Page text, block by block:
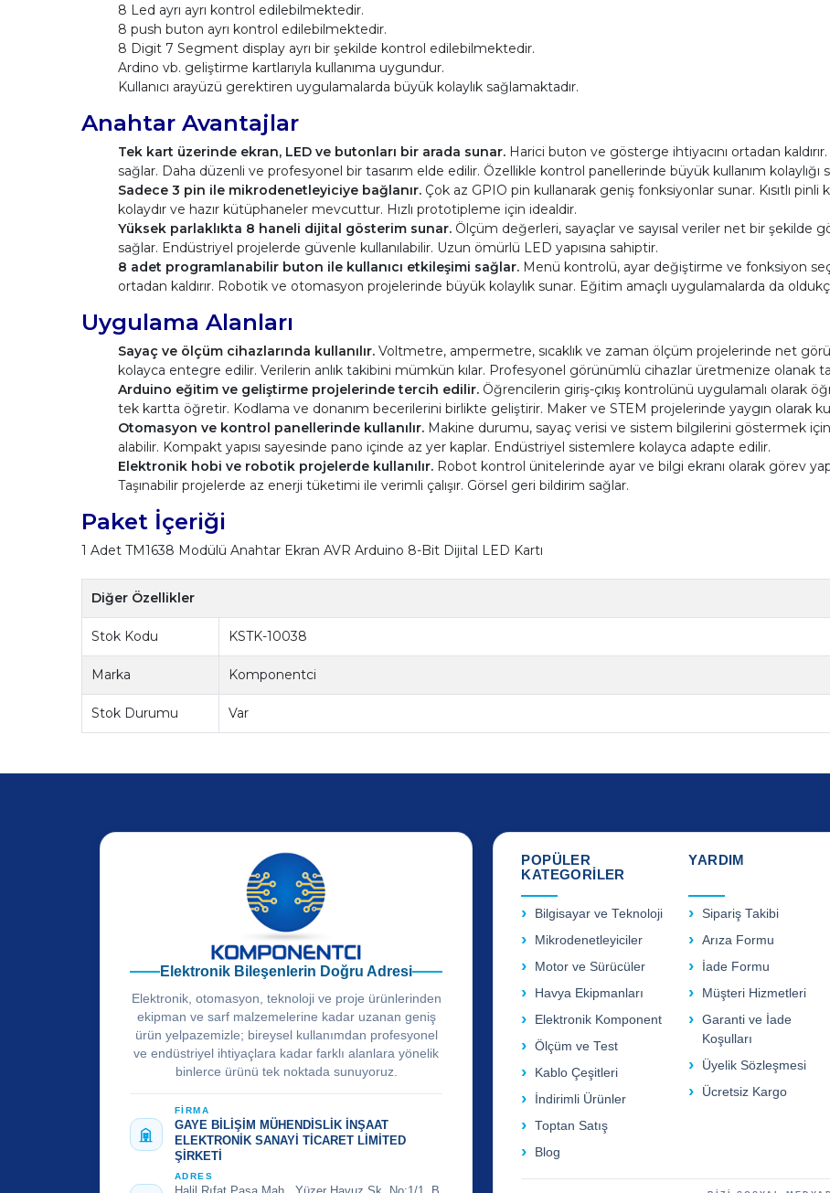
8 Led ayrı ayrı kontrol edilebilmektedir.
8 push buton ayrı kontrol edilebilmektedir.
8 Digit 7 Segment display ayrı bir şekilde kontrol edilebilmektedir.
Ardino vb. geliştirme kartlarıyla kullanıma uygundur.
Kullanıcı arayüzü gerektiren uygulamalarda büyük kolaylık sağlamaktadır.
Anahtar Avantajlar
Tek kart üzerinde ekran, LED ve butonları bir arada sunar.Harici buton ve gösterge ihtiyacını ortadan
sağlar. Daha düzenli ve profesyonel bir tasarım elde edilir. Özellikle kontrol panellerinde büyük kullanım kolaylığı
Sadece 3 pin ile mikrodenetleyiciye bağlanır.Çok az GPIO pin kullanarak geniş fonksiyonlar sunar. Kısıtlı pinli
kolaydır ve hazır kütüphaneler mevcuttur. Hızlı prototipleme için idealdir.
Yüksek parlaklıkta 8 haneli dijital gösterim sunar.Ölçüm değerleri, sayaçlar ve sayısal veriler net bir şekilde
sağlar. Endüstriyel projelerde güvenle kullanılabilir. Uzun ömürlü LED yapısına sahiptir.
8 adet programlanabilir buton ile kullanıcı etkileşimi sağlar.Menü kontrolü, ayar değiştirme ve fonksiyon
ortadan kaldırır. Robotik ve otomasyon projelerinde büyük kolaylık sunar. Eğitim amaçlı uygulamalarda da
Uygulama Alanları
Sayaç ve ölçüm cihazlarında kullanılır.Voltmetre, ampermetre, sıcaklık ve zaman ölçüm projelerinde net
kolayca entegre edilir. Verilerin anlık takibini mümkün kılar. Profesyonel görünümlü cihazlar üretmenize olanak
Arduino eğitim ve geliştirme projelerinde tercih edilir.Öğrencilerin giriş-çıkış kontrolünü uygulamalı olarak
tek kartta öğretir. Kodlama ve donanım becerilerini birlikte geliştirir. Maker ve STEM projelerinde yaygın olarak
Otomasyon ve kontrol panellerinde kullanılır.Makine durumu, sayaç verisi ve sistem bilgilerini göstermek için
alabilir. Kompakt yapısı sayesinde pano içinde az yer kaplar. Endüstriyel sistemlere kolayca adapte edilir.
Elektronik hobi ve robotik projelerde kullanılır.Robot kontrol ünitelerinde ayar ve bilgi ekranı olarak görev
Taşınabilir projelerde az enerji tüketimi ile verimli çalışır. Görsel geri bildirim sağlar.
Paket İçeriği
1 Adet TM1638 Modülü Anahtar Ekran AVR Arduino 8-Bit Dijital LED Kartı
Diğer Özellikler
Stok Kodu KSTK-10038
Marka Komponentci
Stok Durumu Var
Elektronik Bileşenlerin Doğru Adresi
Elektronik, otomasyon, teknoloji ve proje ürünlerinden
ekipman ve sarf malzemelerine kadar uzanan geniş
ürün yelpazemizle; bireysel kullanımdan profesyonel
ve endüstriyel ihtiyaçlara kadar farklı alanlara yönelik
binlerce ürünü tek noktada sunuyoruz.
FİRMA
GAYE BİLİŞİM MÜHENDİSLİK İNŞAAT
ELEKTRONİK SANAYİ TİCARET LİMİTED
ŞİRKETİ
ADRES
POPÜLER
KATEGORİLER
Bilgisayar ve Teknoloji
Mikrodenetleyiciler
Motor ve Sürücüler
Havya Ekipmanları
Elektronik Komponent
Ölçüm ve Test
Kablo Çeşitleri
İndirimli Ürünler
Toptan Satış
Blog
YARDIM
Sipariş Takibi
Arıza Formu
İade Formu
Müşteri Hizmetleri
Garanti ve İade
Koşulları
Üyelik Sözleşmesi
Ücretsiz Kargo